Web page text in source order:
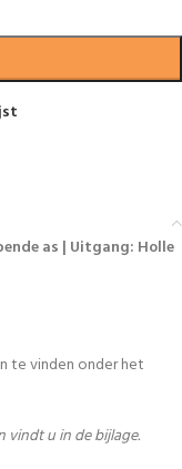
as | Uitgang: Holle
te vinden onder het
vindt u in de bijlage.